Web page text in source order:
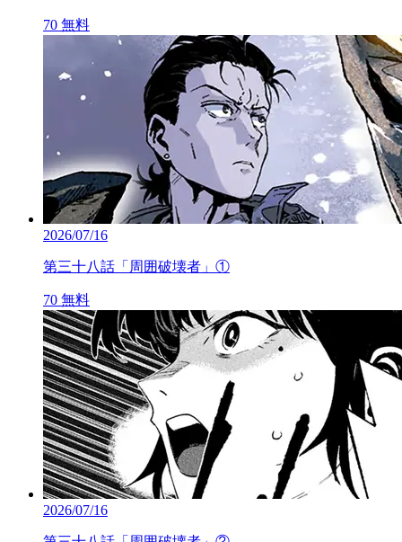
70 無料
2026/07/16
第三十八話「周囲破壊者」①
70 無料
2026/07/16